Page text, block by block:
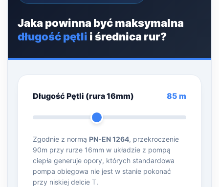
Jaka powinna być maksymalna
długość pętli i średnica rur?
Długość Pętli (rura 16mm) 85 m
Zgodnie z normą PN-EN 1264, przekroczenie
90m przy rurze 16mm w układzie z pompą
ciepła generuje opory, których standardowa
pompa obiegowa nie jest w stanie pokonać
przy niskiej delcie T.